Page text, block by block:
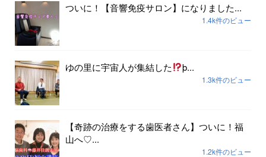
ついに！【音響免疫サロン】になりました...
1.4k件のビュー
ゆの里に宇宙人が集結した þ...
1.3k件のビュー
【奇跡の治療をする歯医者さん】ついに！福
山へ♡...
1.2k件のビュー